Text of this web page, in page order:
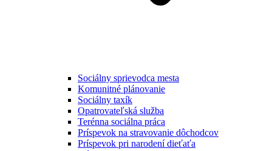
Sociálny sprievodca mesta
Komunitné plánovanie
Sociálny taxík
Opatrovateľská služba
Terénna sociálna práca
Príspevok na stravovanie dôchodcov
Príspevok pri narodení dieťaťa